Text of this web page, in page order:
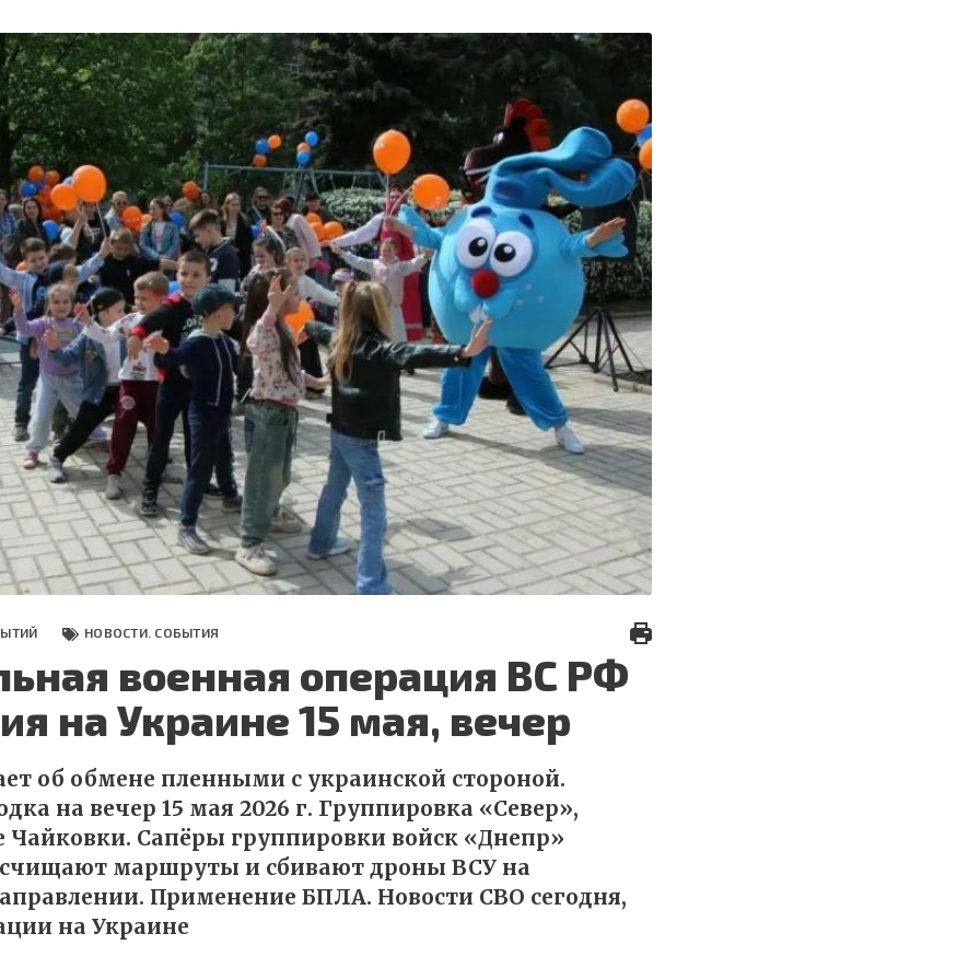
НОВОСТИ. СОБЫТИЯ
военная операция ВС РФ
на Украине 15 мая, вечер
об обмене пленными с украинской стороной.
на вечер 15 мая 2026 г. Группировка «Север»,
Чайковки. Сапёры группировки войск «Днепр»
маршруты и сбивают дроны ВСУ на
Применение БПЛА. Новости СВО сегодня,
на Украине